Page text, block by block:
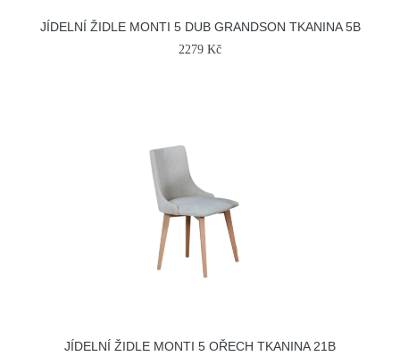
JÍDELNÍ ŽIDLE MONTI 5 DUB GRANDSON TKANINA 5B
2279 Kč
JÍDELNÍ ŽIDLE MONTI 5 OŘECH TKANINA 21B